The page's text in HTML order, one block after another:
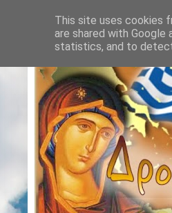
This site uses cookies
are shared with
statistics, and to